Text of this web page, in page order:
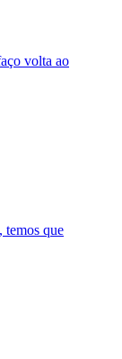
volta ao
temos que